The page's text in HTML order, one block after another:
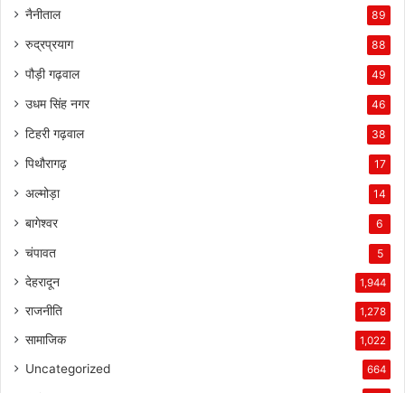
नैनीताल 89
रुद्रप्रयाग 88
पौड़ी गढ़वाल 49
उधम सिंह नगर 46
टिहरी गढ़वाल 38
पिथौरागढ़ 17
अल्मोड़ा 14
बागेश्वर 6
चंपावत 5
देहरादून 1,944
राजनीति 1,278
सामाजिक 1,022
Uncategorized 664